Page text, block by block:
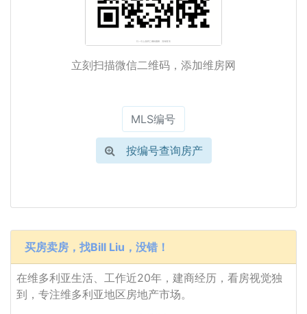
立刻扫描微信二维码，添加维房网
按编号查询房产
买房卖房，找Bill Liu，没错！
在维多利亚生活、工作近20年，建商经历，看房视觉独
到，专注维多利亚地区房地产市场。